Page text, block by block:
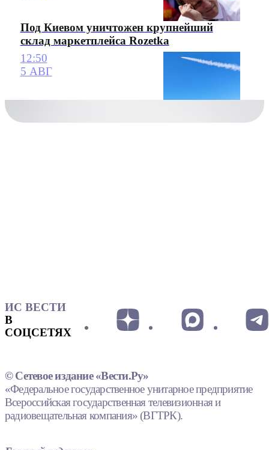
Под Киевом уничтожен крупнейший
склад маркетплейса Rozetka
12:50
5 АВГ
ИС ВЕСТИ
В
СОЦСЕТЯХ
© Сетевое издание «Вести.Ру»
«Федеральное государственное унитарное предприятие
Всероссийская государственная телевизионная и
радиовещательная компания» (ВГТРК).